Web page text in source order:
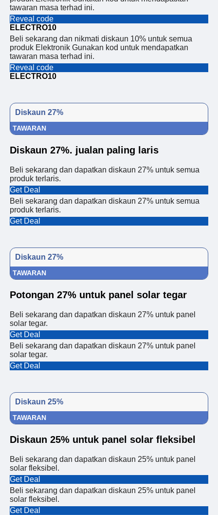
tawaran masa terhad ini.
Reveal code
ELECTRO10
Beli sekarang dan nikmati diskaun 10% untuk semua
produk Elektronik Gunakan kod untuk mendapatkan
tawaran masa terhad ini.
Reveal code
ELECTRO10
Diskaun 27%
TAWARAN
Diskaun 27%. jualan paling laris
Beli sekarang dan dapatkan diskaun 27% untuk semua
produk terlaris.
Get Deal
Beli sekarang dan dapatkan diskaun 27% untuk semua
produk terlaris.
Get Deal
Diskaun 27%
TAWARAN
Potongan 27% untuk panel solar tegar
Beli sekarang dan dapatkan diskaun 27% untuk panel
solar tegar.
Get Deal
Beli sekarang dan dapatkan diskaun 27% untuk panel
solar tegar.
Get Deal
Diskaun 25%
TAWARAN
Diskaun 25% untuk panel solar fleksibel
Beli sekarang dan dapatkan diskaun 25% untuk panel
solar fleksibel.
Get Deal
Beli sekarang dan dapatkan diskaun 25% untuk panel
solar fleksibel.
Get Deal